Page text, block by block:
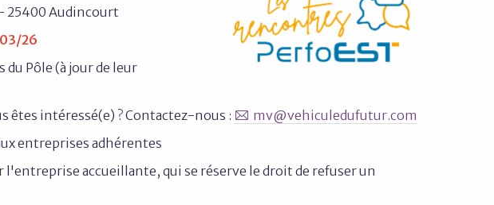
25400 Audincourt
26
du Pôle (à jour de leur
êtes intéressé(e) ? Contactez-nous :
mv@vehiculedufutur.com
entreprises adhérentes
accueillante, qui se réserve le droit de refuser un